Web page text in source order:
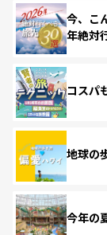
今、こ
年絶対
コスパ
地球の
今年の